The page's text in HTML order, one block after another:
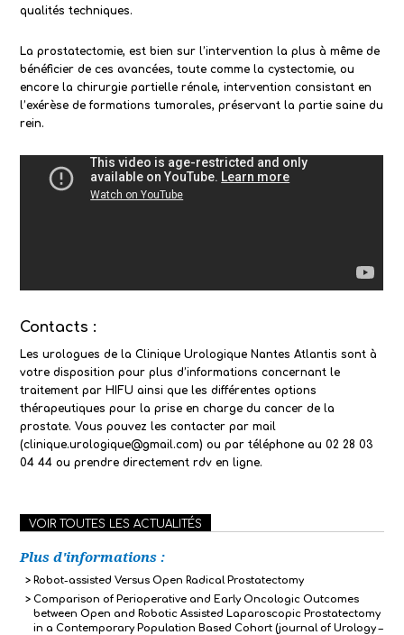
qualités techniques.
La prostatectomie, est bien sur l’intervention la plus à même de
bénéficier de ces avancées, toute comme la cystectomie, ou
encore la chirurgie partielle rénale, intervention consistant en
l’exérèse de formations tumorales, préservant la partie saine du
rein.
Contacts :
Les urologues de la Clinique Urologique Nantes Atlantis sont à
votre disposition pour plus d’informations concernant le
traitement par HIFU ainsi que les différentes options
thérapeutiques pour la prise en charge du cancer de la
prostate. Vous pouvez les contacter par mail
(clinique.urologique@gmail.com) ou par téléphone au 02 28 03
04 44 ou prendre directement rdv en ligne.
VOIR TOUTES LES ACTUALITÉS
Plus d'informations :
Robot-assisted Versus Open Radical Prostatectomy
Comparison of Perioperative and Early Oncologic Outcomes
between Open and Robotic Assisted Laparoscopic Prostatectomy
in a Contemporary Population Based Cohort (journal of Urology –